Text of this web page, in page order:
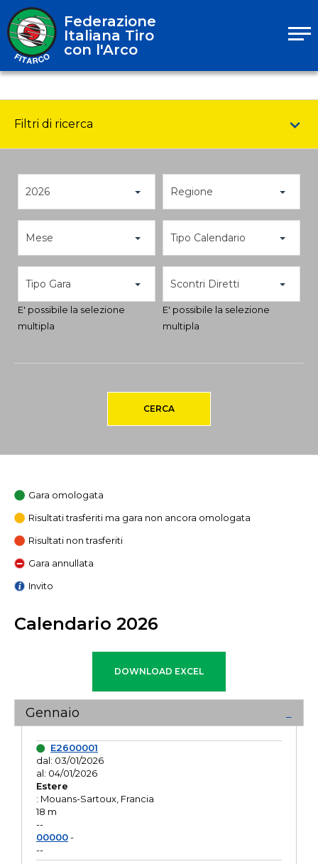
Federazione
Italiana Tiro
con l'Arco
Filtri di ricerca
2026 Regione
Mese Tipo Calendario
Tipo Gara
E' possibile la selezione
multipla
Scontri Diretti
E' possibile la selezione
multipla
CERCA
Gara omologata
Risultati trasferiti ma gara non ancora omologata
Risultati non trasferiti
Gara annullata
Invito
Calendario 2026
Gennaio
E2600001
dal: 03/01/2026
al: 04/01/2026
Estere
: Mouans-Sartoux, Francia
18 m
--
00000-
--